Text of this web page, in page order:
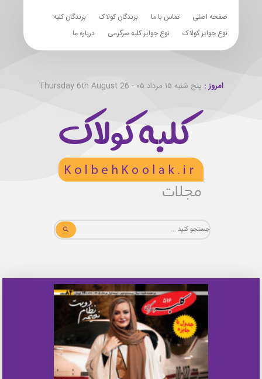
صفحه اصلی تماس با ما برندگان کولاک
برندگان کلبه
نوع جوایز کولاک
نوع جوایز کلبه سرگرمی درباره ما
امروز : پنج شنبه ۱۵ مرداد ۰۵ - Thursday 6th August 26